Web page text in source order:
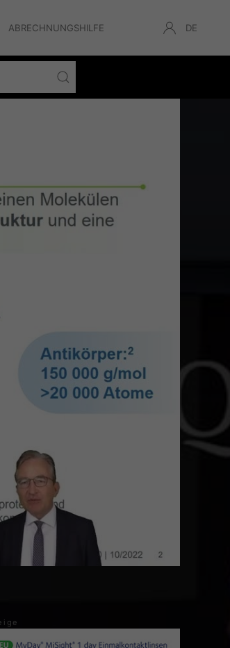
ABRECHNUNGSHILFE DE